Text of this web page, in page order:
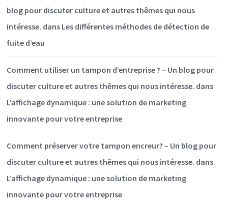
blog pour discuter culture et autres thêmes qui nous
intéresse. dans Les différentes méthodes de détection de
fuite d’eau
Comment utiliser un tampon d’entreprise ? – Un blog pour
discuter culture et autres thêmes qui nous intéresse. dans
L’affichage dynamique : une solution de marketing
innovante pour votre entreprise
Comment préserver votre tampon encreur? – Un blog pour
discuter culture et autres thêmes qui nous intéresse. dans
L’affichage dynamique : une solution de marketing
innovante pour votre entreprise